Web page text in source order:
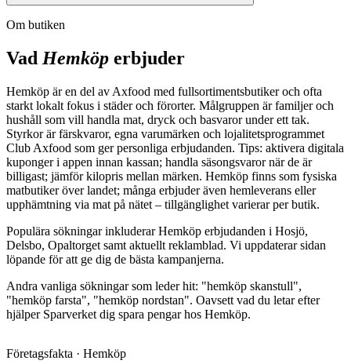
Om butiken
Vad Hemköp erbjuder
Hemköp är en del av Axfood med fullsortimentsbutiker och ofta
starkt lokalt fokus i städer och förorter. Målgruppen är familjer och
hushåll som vill handla mat, dryck och basvaror under ett tak.
Styrkor är färskvaror, egna varumärken och lojalitetsprogrammet
Club Axfood som ger personliga erbjudanden. Tips: aktivera digitala
kuponger i appen innan kassan; handla säsongsvaror när de är
billigast; jämför kilopris mellan märken. Hemköp finns som fysiska
matbutiker över landet; många erbjuder även hemleverans eller
upphämtning via mat på nätet – tillgänglighet varierar per butik.
Populära sökningar inkluderar Hemköp erbjudanden i Hosjö,
Delsbo, Opaltorget samt aktuellt reklamblad. Vi uppdaterar sidan
löpande för att ge dig de bästa kampanjerna.
Andra vanliga sökningar som leder hit: "hemköp skanstull",
"hemköp farsta", "hemköp nordstan". Oavsett vad du letar efter
hjälper Sparverket dig spara pengar hos Hemköp.
Företagsfakta · Hemköp